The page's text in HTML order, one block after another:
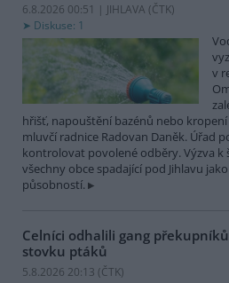
6.8.2026 00:51 | JIHLAVA (ČTK)
Diskuse: 1
v
hřišť, napouštění bazénů nebo
mluvčí radnice Radovan Daněk. Úřad
kontrolovat povolené odběry. Výzva
všechny obce spadající pod Jihlavu
působností.
Celníci odhalili gang
stovku ptáků
5.8.2026 20:13 (ČTK)